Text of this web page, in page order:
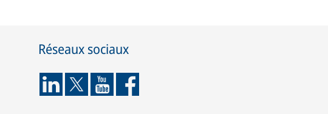
Réseaux sociaux